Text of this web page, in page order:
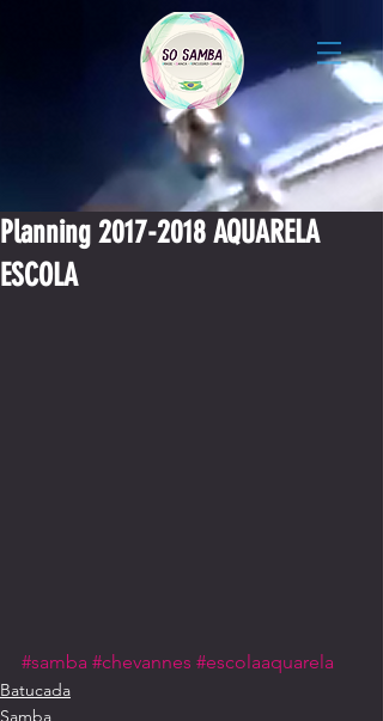
Planning 2017-2018 AQUARELA
ESCOLA
#samba #chevannes #escolaaquarela
Batucada
Samba